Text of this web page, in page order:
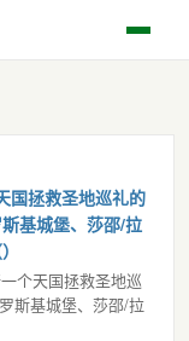
国拯救圣地巡礼的
基城堡、莎邵/拉
个天国拯救圣地巡
斯基城堡、莎邵/拉